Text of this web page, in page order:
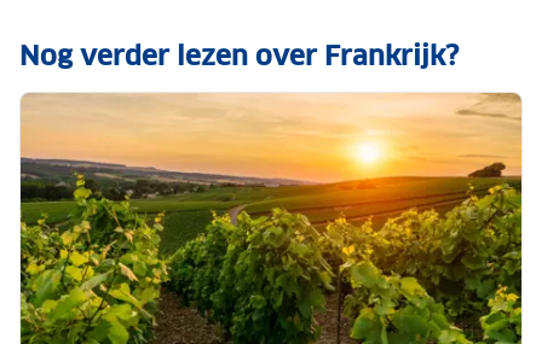
Nog verder lezen over Frankrijk?